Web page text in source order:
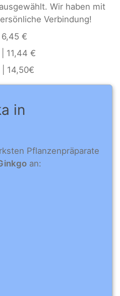
Wir haben mit
Verbindung!
6,45 €
11,44 €
| 14,50€
in
Pflanzenpräparate
an: